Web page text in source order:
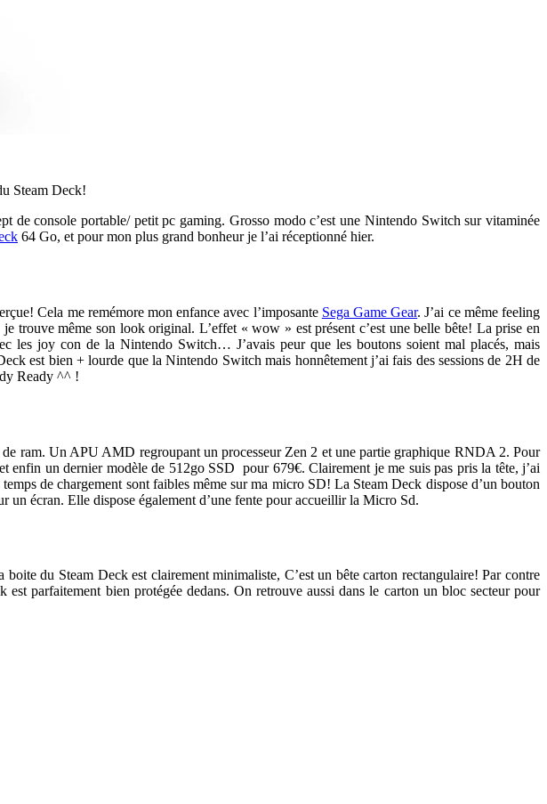
Steam Deck!
de console portable/ petit pc gaming. Grosso modo c’est une Nintendo Switch sur vitaminée
64 Go, et pour mon plus grand bonheur je l’ai réceptionné hier.
Cela me remémore mon enfance avec l’imposante Sega Game Gear. J’ai ce même feeling
trouve même son look original. L’effet « wow » est présent c’est une belle bête! La prise en
les joy con de la Nintendo Switch… J’avais peur que les boutons soient mal placés, mais
est bien + lourde que la Nintendo Switch mais honnêtement j’ai fais des sessions de 2H de
Ready ^^ !
ram. Un APU AMD regroupant un processeur Zen 2 et une partie graphique RNDA 2. Pour
un dernier modèle de 512go SSD pour 679€. Clairement je me suis pas pris la tête, j’ai
de chargement sont faibles même sur ma micro SD! La Steam Deck dispose d’un bouton
écran. Elle dispose également d’une fente pour accueillir la Micro Sd.
du Steam Deck est clairement minimaliste, C’est un bête carton rectangulaire! Par contre
parfaitement bien protégée dedans. On retrouve aussi dans le carton un bloc secteur pour